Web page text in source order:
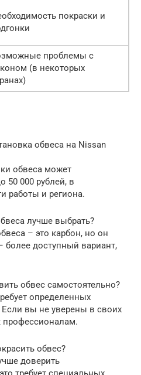
покраски и
проблемы с
(в некоторых
обвеса на Nissan
обвеса может
50 000 рублей, в
работы и региона.
лучше выбрать?
– это карбон, но он
доступный вариант,
обвес самостоятельно?
определенных
вы не уверены в своих
профессионалам.
обвес?
доверить